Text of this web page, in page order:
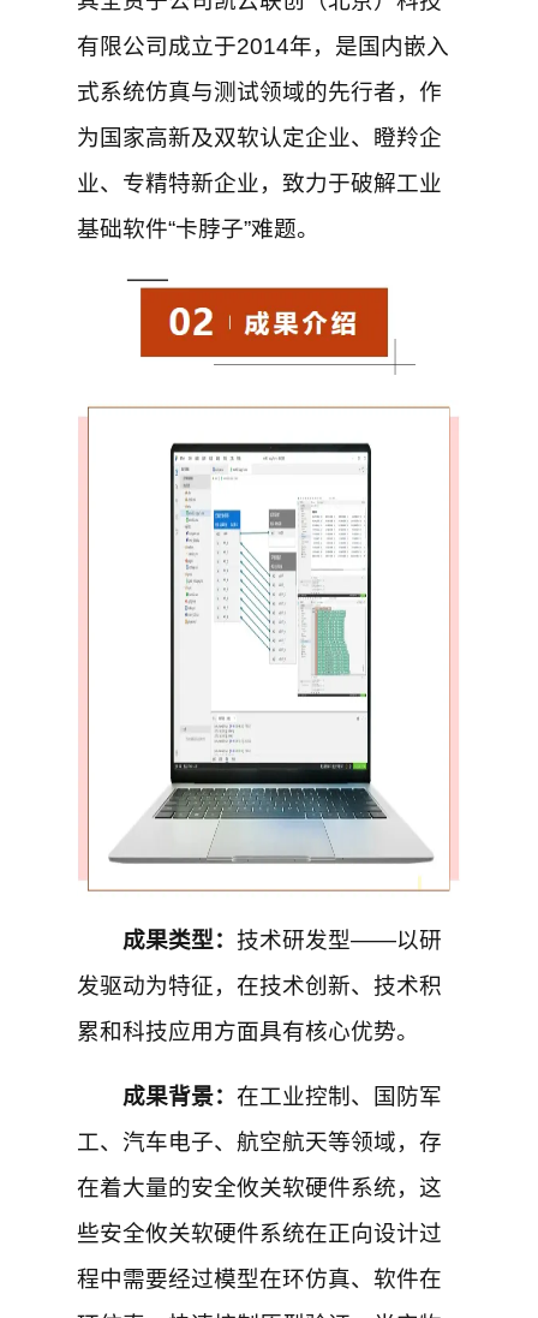
有限公司成立于2014年，是国内嵌入
式系统仿真与测试领域的先行者，作
为国家高新及双软认定企业、瞪羚企
业、专精特新企业，致力于破解工业
基础软件“卡脖子”难题。
成果类型： 技术研发型——以研
发驱动为特征，在技术创新、技术积
累和科技应用方面具有核心优势。
成果背景： 在工业控制、国防军
工、汽车电子、航空航天等领域，存
在着大量的安全攸关软硬件系统，这
些安全攸关软硬件系统在正向设计过
程中需要经过模型在环仿真、软件在